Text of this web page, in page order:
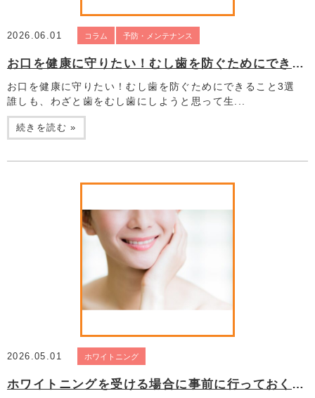
2026.06.01 コラム 予防・メンテナンス
お口を健康に守りたい！むし歯を防ぐためにできること3選
お口を健康に守りたい！むし歯を防ぐためにできること3選
誰しも、わざと歯をむし歯にしようと思って生...
続きを読む »
2026.05.01 ホワイトニング
ホワイトニングを受ける場合に事前に行っておくことは？